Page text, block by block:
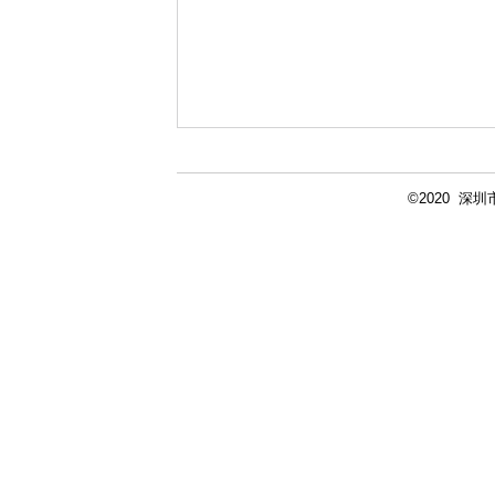
©2020 深圳